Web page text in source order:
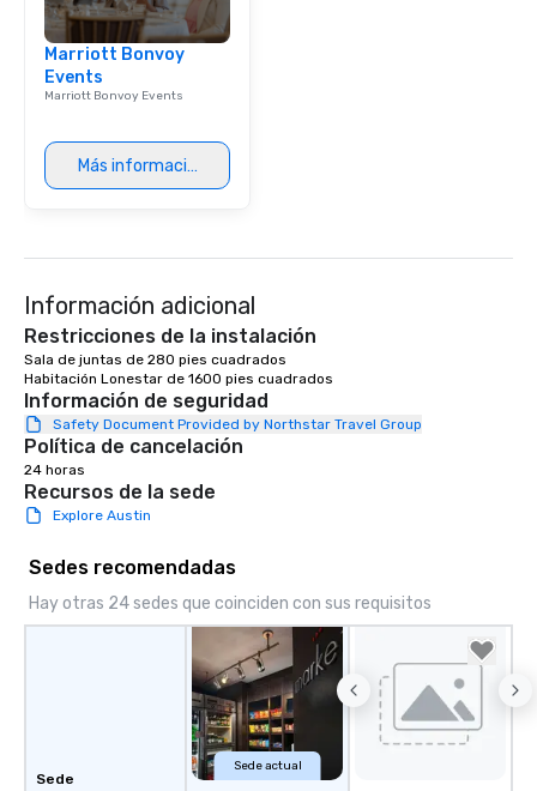
Marriott Bonvoy
Events
Marriott Bonvoy Events
Más información
Información adicional
Restricciones de la instalación
Sala de juntas de 280 pies cuadrados
Habitación Lonestar de 1600 pies cuadrados
Información de seguridad
Safety Document Provided by Northstar Travel Group
Política de cancelación
24 horas
Recursos de la sede
Explore Austin
Sedes recomendadas
Hay otras 24 sedes que coinciden con sus requisitos
Sede
Sede actual